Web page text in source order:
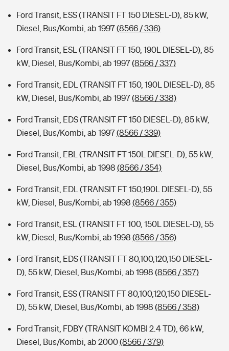
Ford Transit, ESS (TRANSIT FT 150 DIESEL-D), 85 kW,
Diesel, Bus/Kombi, ab 1997(8566 / 336)
Ford Transit, ESL (TRANSIT FT 150, 190L DIESEL-D), 85
kW, Diesel, Bus/Kombi, ab 1997(8566 / 337)
Ford Transit, EDL (TRANSIT FT 150, 190L DIESEL-D), 85
kW, Diesel, Bus/Kombi, ab 1997(8566 / 338)
Ford Transit, EDS (TRANSIT FT 150 DIESEL-D), 85 kW,
Diesel, Bus/Kombi, ab 1997(8566 / 339)
Ford Transit, EBL (TRANSIT FT 150L DIESEL-D), 55 kW,
Diesel, Bus/Kombi, ab 1998 (8566 / 354)
Ford Transit, EDL (TRANSIT FT 150,190L DIESEL-D), 55
kW, Diesel, Bus/Kombi, ab 1998 (8566 / 355)
Ford Transit, ESL (TRANSIT FT 100, 150L DIESEL-D), 55
kW, Diesel, Bus/Kombi, ab 1998 (8566 / 356)
Ford Transit, EDS (TRANSIT FT 80,100,120,150 DIESEL-
D), 55 kW, Diesel, Bus/Kombi, ab 1998 (8566 / 357)
Ford Transit, ESS (TRANSIT FT 80,100,120,150 DIESEL-
D), 55 kW, Diesel, Bus/Kombi, ab 1998 (8566 / 358)
Ford Transit, FDBY (TRANSIT KOMBI 2.4 TD), 66 kW,
Diesel, Bus/Kombi, ab 2000(8566 / 379)